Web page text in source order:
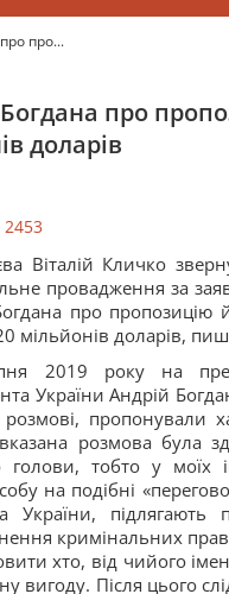
про...
про
доларів
2453
Віталій Кличко
провадження за
про
мільйонів доларів,
2019 року на
України Андрій
пропонували
розмова була
голови, тобто у моїх
на подібні
підлягають
кримінальних
хто, від чийого
вигоду. Після цього